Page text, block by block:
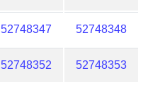
52748347 52748348
52748352 52748353